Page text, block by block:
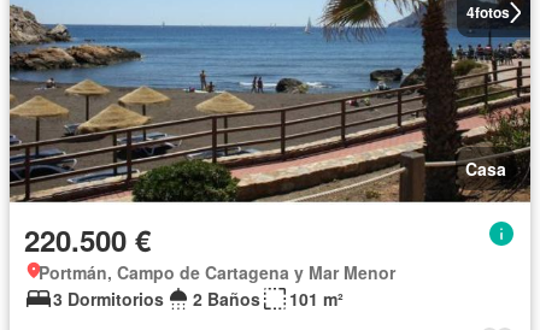
4fotos
Casa
220.500 €
Portmán, Campo de Cartagena y Mar Menor
3 Dormitorios
2 Baños 101 m²